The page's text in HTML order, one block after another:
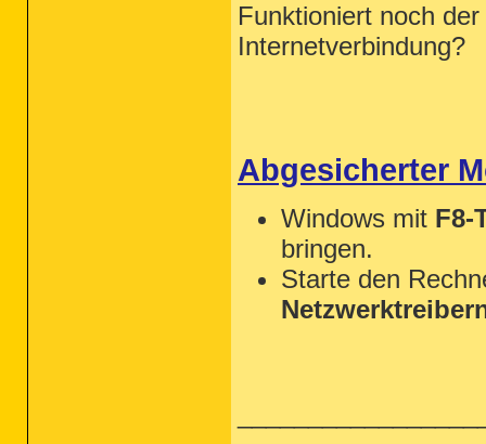
Funktioniert noch
Internetverbindung?
Abgesicherter
Windows mit F8-
bringen.
Starte den